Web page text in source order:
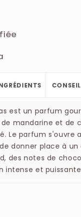
est un parfum
mandarine et de
Le parfum s'ouvre
donner place à
des notes de
intense et